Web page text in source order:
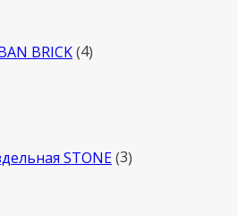
BRICK 4товара
STONE 3товара